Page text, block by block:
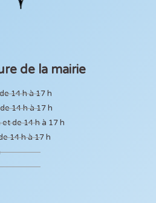
de la mairie
14 h à 17 h
14 h à 17 h
de 14 h à 17 h
14 h à 17 h